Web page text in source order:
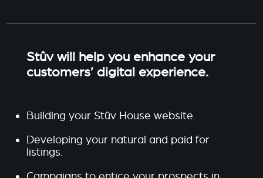
Stûv will help you enhance your
customers’ digital experience.
Building your Stûv House website.
Developing your natural and paid for
listings.